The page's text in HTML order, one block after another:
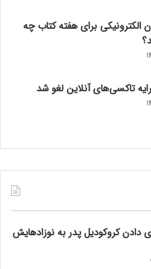
الکترونیکی برای هفته کتاب چه
تاکسی‌های آنلاین لغو شد
دادن کروکودیل پدر به نوزادهایش